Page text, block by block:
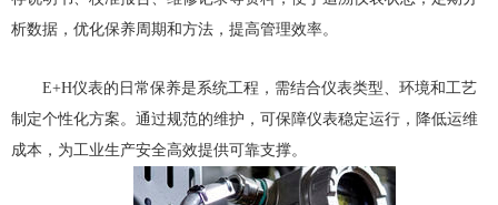
析数据，优化保养周期和方法，提高管理效率。
E+H仪表的日常保养是系统工程，需结合仪表类型、环境和工艺
制定个性化方案。通过规范的维护，可保障仪表稳定运行，降低运维
成本，为工业生产安全高效提供可靠支撑。